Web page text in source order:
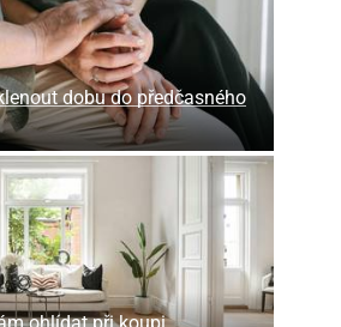
dobu do předčasného